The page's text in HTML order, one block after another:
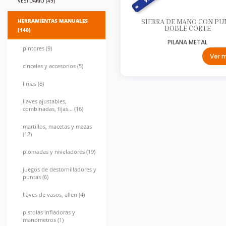
HERRAMIENTAS MANUALES
(140)
pintores (9)
cinceles y accesorios (5)
limas (6)
llaves ajustables,
combinadas, fijas... (16)
martillos, macetas y mazas
(12)
plomadas y niveladores (19)
juegos de destornilladores y
puntas (6)
llaves de vasos, allen (4)
pistolas infladoras y
manometros (1)
SIERRA DE MANO CON
DOBLE CORTE
PILANA METAL
Ver